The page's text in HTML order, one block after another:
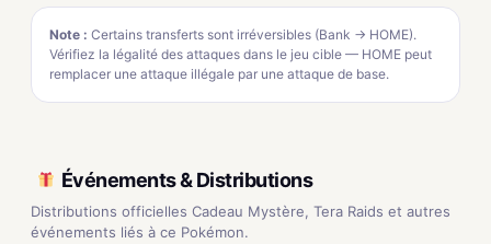
Note : Certains transferts sont irréversibles (Bank → HOME).
Vérifiez la légalité des attaques dans le jeu cible — HOME peut
remplacer une attaque illégale par une attaque de base.
Événements & Distributions
Distributions officielles Cadeau Mystère, Tera Raids et autres
événements liés à ce Pokémon.